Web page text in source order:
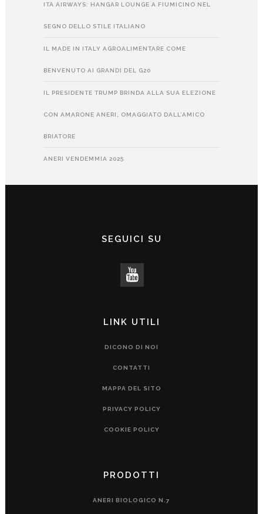
ITA AIRWAYS: HANGAR LOUNGE A FIUMICINO NEL
SEGNO DELLO STILE ITALIANO
IL MADE IN ITALY AGROALIMENTARE COME
BENVENUTO AI GRANDI DEL G20
IL PRESIDENTE TRUMP BRINDA ALLA SUA ELEZIONE
CON AMARONE ANERI, OMAGGIATO DALL’AMICO
BRIATORE
ANERI VENDEMMIA 2025
SEGUICI SU
LINK UTILI
DICONO DI NOI
CONTATTI
MAPPA DEL SITO
PRIVACY POLICY
COOKIE POLICY
PRODOTTI
ANERI BIOLOGICO N.7